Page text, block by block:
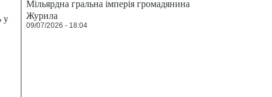
у
Мільярдна гральна імперія громадянина
Журила
09/07/2026 - 18:04